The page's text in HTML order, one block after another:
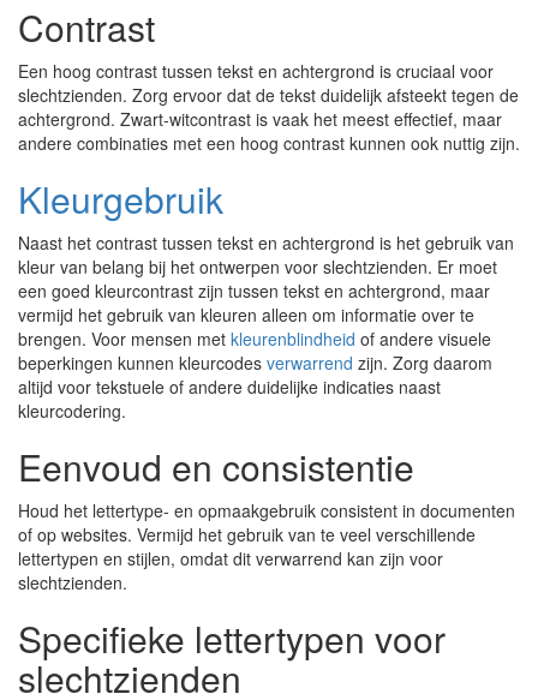
Contrast
Een hoog contrast tussen tekst en achtergrond is cruciaal voor
slechtzienden. Zorg ervoor dat de tekst duidelijk afsteekt tegen de
achtergrond. Zwart-witcontrast is vaak het meest effectief, maar
andere combinaties met een hoog contrast kunnen ook nuttig zijn.
Kleurgebruik
Naast het contrast tussen tekst en achtergrond is het gebruik van
kleur van belang bij het ontwerpen voor slechtzienden. Er moet
een goed kleurcontrast zijn tussen tekst en achtergrond, maar
vermijd het gebruik van kleuren alleen om informatie over te
brengen. Voor mensen met kleurenblindheid of andere visuele
beperkingen kunnen kleurcodes verwarrend zijn. Zorg daarom
altijd voor tekstuele of andere duidelijke indicaties naast
kleurcodering.
Eenvoud en consistentie
Houd het lettertype- en opmaakgebruik consistent in documenten
of op websites. Vermijd het gebruik van te veel verschillende
lettertypen en stijlen, omdat dit verwarrend kan zijn voor
slechtzienden.
Specifieke lettertypen voor
slechtzienden